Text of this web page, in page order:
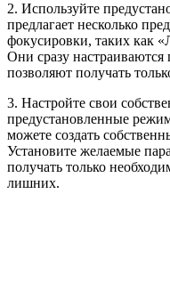
2. Используйте
предлагает несколько
фокусировки, таких как
Они сразу
позволяют получать
3. Настройте свои
предустановленные
можете создать
Установите желаемые
получать только
лишних.